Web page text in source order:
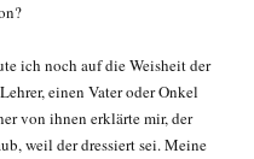
ich noch auf die Weisheit der
einen Vater oder Onkel
von ihnen erklärte mir, der
weil der dressiert sei. Meine